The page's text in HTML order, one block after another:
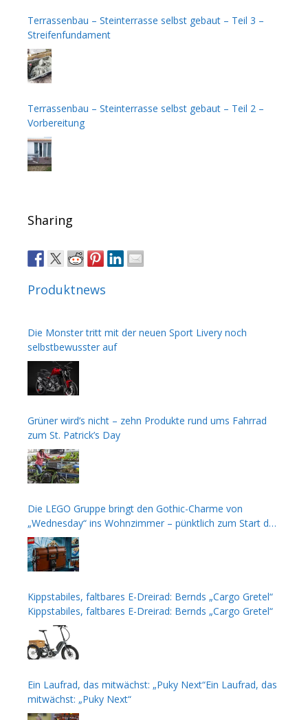
Terrassenbau – Steinterrasse selbst gebaut – Teil 3 –
Streifenfundament
Terrassenbau – Steinterrasse selbst gebaut – Teil 2 –
Vorbereitung
Sharing
Produktnews
Die Monster tritt mit der neuen Sport Livery noch
selbstbewusster auf
Grüner wird’s nicht – zehn Produkte rund ums Fahrrad
zum St. Patrick’s Day
Die LEGO Gruppe bringt den Gothic-Charme von
„Wednesday“ ins Wohnzimmer – pünktlich zum Start der
zweiten Staffel
Kippstabiles, faltbares E-Dreirad: Bernds „Cargo Gretel“
Kippstabiles, faltbares E-Dreirad: Bernds „Cargo Gretel“
Ein Laufrad, das mitwächst: „Puky Next“Ein Laufrad, das
mitwächst: „Puky Next“